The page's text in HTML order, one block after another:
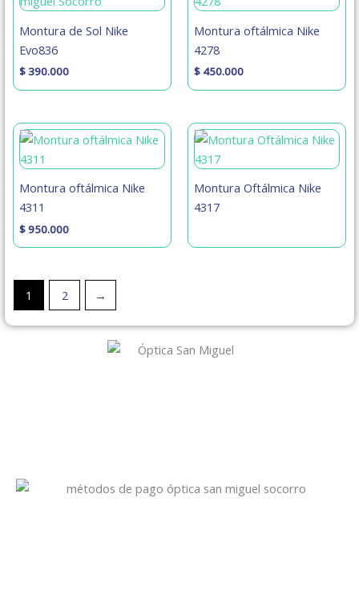
Montura de Sol Nike
Evo836
$390.000
Montura oftálmica Nike
4278
$ 450.000
Montura oftálmica Nike
4311
$950.000
Montura Oftálmica Nike
4317
1 2 →